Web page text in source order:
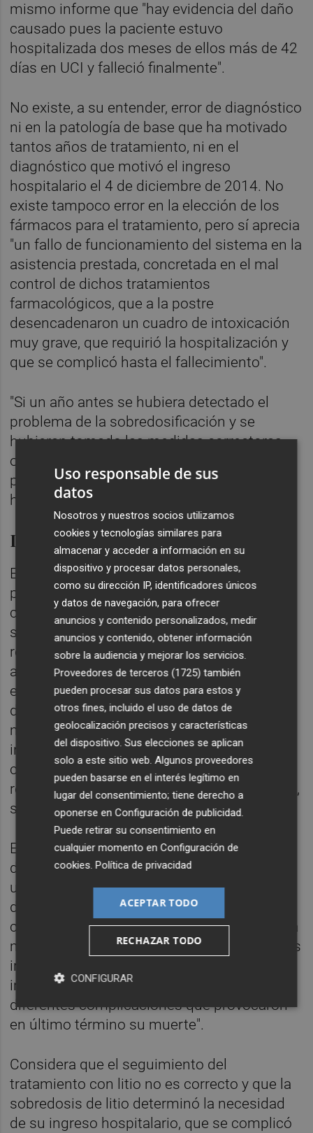
mismo informe que "hay evidencia del daño
causado pues la paciente estuvo
hospitalizada dos meses de ellos más de 42
días en UCI y falleció finalmente".
No existe, a su entender, error de diagnóstico
ni en la patología de base que ha motivado
tantos años de tratamiento, ni en el
diagnóstico que motivó el ingreso
hospitalario el 4 de diciembre de 2014. No
existe tampoco error en la elección de los
fármacos para el tratamiento, pero sí aprecia
"un fallo de funcionamiento del sistema en la
asistencia prestada, concretada en el mal
control de dichos tratamientos
farmacológicos, que a la postre
desencadenaron un cuadro de intoxicación
muy grave, que requirió la hospitalización y
que se complicó hasta el fallecimiento".
"Si un año antes se hubiera detectado el
problema de la sobredosificación y se
hubieran tomado las medidas correctoras
oportunas puede que no hubiera fallecido y
puede que los síntomas de la intoxicación
hubieran sido reversibles", añade.
Informe médico pericial
El informe médico pericial señala, por su
parte, que "sabiendo que los niveles no eran
correctos en diversas ocasiones, el
seguimiento no parece correcto" y en
relación con la colescititis, indica que el
abordaje inicial fue correcto pero la
evolución no fue favorable y la mujer
desarrolló una sepsis con fracaso
multiorgánico. "No guarda relación con la
intoxicación por litio ni con mala praxis, sino
con la relación entre la capacidad de
respuesta del huésped y del agente agresor",
sostiene.
El CJC indica que "la totalidad de informes
del expediente concluyen que se produjo
una sobredosis de litio que causó un cuadro
de intoxicación muy grave a la paciente, la
cual no fue advertida durante el control de la
medicación suministrada, causándole daños
irreversibles, y determinó la necesidad de su
ingreso hospitalario, durante la cual sufrió
diferentes complicaciones que provocaron
en último término su muerte".
Considera que el seguimiento del
tratamiento con litio no es correcto y que la
sobredosis de litio determinó la necesidad
de su ingreso hospitalario, que se complicó
Uso responsable de sus
datos
Nosotros y nuestros socios utilizamos
cookies y tecnologías similares para
almacenar y acceder a información en su
dispositivo y procesar datos personales,
como su dirección IP, identificadores únicos
y datos de navegación, para ofrecer
anuncios y contenido personalizados, medir
anuncios y contenido, obtener información
sobre la audiencia y mejorar los servicios.
Proveedores de terceros (1725) también
pueden procesar sus datos para estos y
otros fines, incluido el uso de datos de
geolocalización precisos y características
del dispositivo. Sus elecciones se aplican
solo a este sitio web. Algunos proveedores
pueden basarse en el interés legítimo en
lugar del consentimiento; tiene derecho a
oponerse enConfiguración de publicidad
Puede retirar su consentimiento en
cualquier momento enConfiguración de
cookies .Política de privacidad
ACEPTAR TODO
RECHAZAR TODO
CONFIGURAR